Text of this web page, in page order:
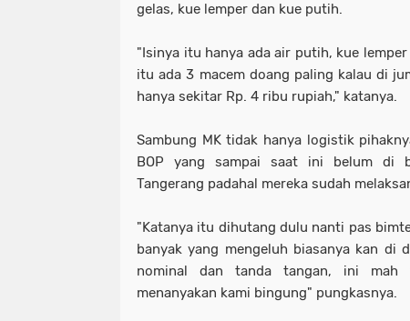
gelas, kue lemper dan kue putih.
"Isinya itu hanya ada air putih, kue
itu ada 3 macem doang paling kalau di
hanya sekitar Rp. 4 ribu rupiah," katanya.
Sambung MK tidak hanya logistik
BOP yang sampai saat ini belum di
Tangerang padahal mereka sudah
"Katanya itu dihutang dulu nanti pas
banyak yang mengeluh biasanya kan di
nominal dan tanda tangan, ini mah
menanyakan kami bingung" pungkasnya.